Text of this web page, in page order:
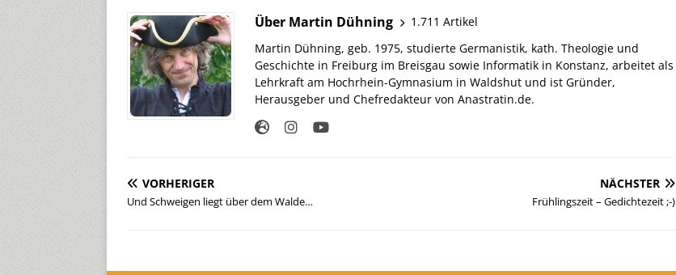
Über Martin Dühning
1.711 Artikel
Martin Dühning, geb. 1975, studierte Germanistik, kath. Theologie und
Geschichte in Freiburg im Breisgau sowie Informatik in Konstanz, arbeitet als
Lehrkraft am Hochrhein-Gymnasium in Waldshut und ist Gründer,
Herausgeber und Chefredakteur von Anastratin.de.
VORHERIGER
Und Schweigen liegt über dem Walde…
NÄCHSTER
Frühlingszeit – Gedichtezeit ;-)